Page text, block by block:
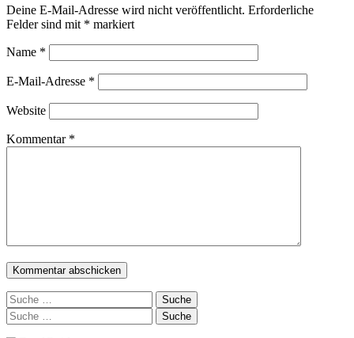
Deine E-Mail-Adresse wird nicht veröffentlicht. Erforderliche
Felder sind mit * markiert
Name *
E-Mail-Adresse *
Website
Kommentar *
Suche
nach:
Suche
nach: